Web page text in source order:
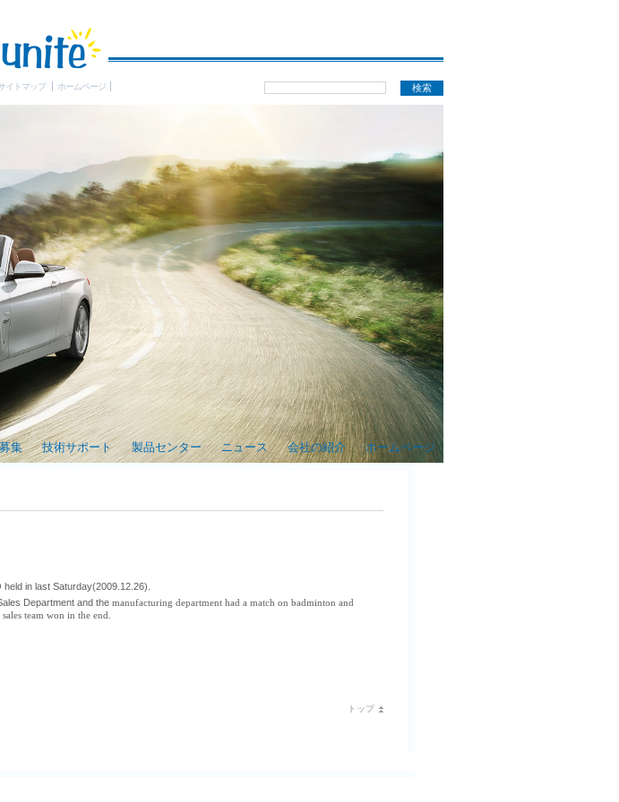
イトマップ ホームページ
ホームページ
会社の紹介
ニュース
製品センター
技術サポート
集
in last Saturday(2009.12.26).
Department and the manufacturing department had a match on badminton and
team won in the end.
トップ